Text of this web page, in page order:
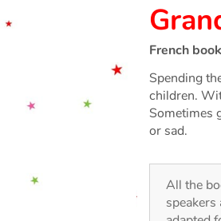
French
Spending
children.
Sometimes
or sad.
All the